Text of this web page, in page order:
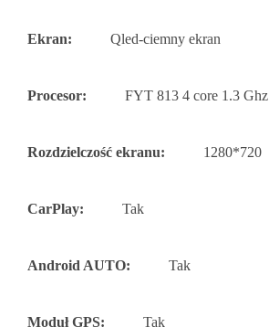
Ekran: Qled-ciemny ekran
Procesor: FYT 813 4 core 1.3 Ghz
Rozdzielczość ekranu: 1280*720
CarPlay: Tak
Android AUTO: Tak
Moduł GPS: Tak